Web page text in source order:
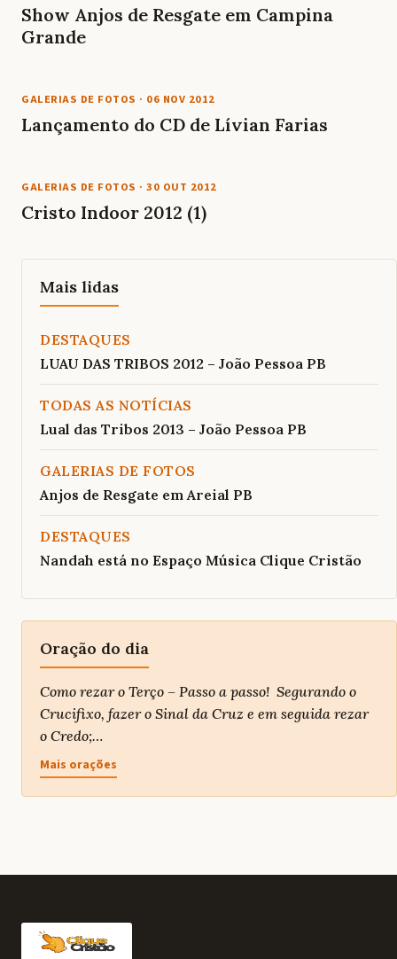
Show Anjos de Resgate em Campina
Grande
GALERIAS DE FOTOS · 06 NOV 2012
Lançamento do CD de Lívian Farias
GALERIAS DE FOTOS · 30 OUT 2012
Cristo Indoor 2012 (1)
Mais lidas
DESTAQUES
LUAU DAS TRIBOS 2012 – João Pessoa PB
TODAS AS NOTÍCIAS
Lual das Tribos 2013 – João Pessoa PB
GALERIAS DE FOTOS
Anjos de Resgate em Areial PB
DESTAQUES
Nandah está no Espaço Música Clique Cristão
Oração do dia
Como rezar o Terço – Passo a passo! Segurando o
Crucifixo, fazer o Sinal da Cruz e em seguida rezar
o Credo;…
Mais orações